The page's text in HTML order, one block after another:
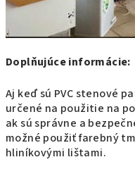
Doplňujúce informácie:
Aj keď sú PVC stenové
určené na použitie na
ak sú správne a
možné použiť farebný
hliníkovými lištami.